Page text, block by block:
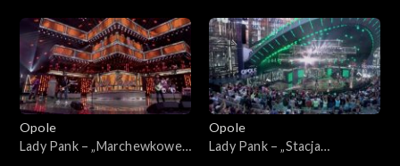
45-lecia zespołu Lady Pank
Jubileusz 45-lecia zespołu
Lady Pank
Opole
Lady Pank – „Marchewkowe
Opole
Lady Pank – „Stacja